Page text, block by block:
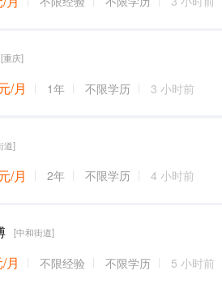
[重庆]
/月 1年 不限学历 3 小时前
道]
/月 2年 不限学历 4 小时前
[中和街道]
月 不限经验 不限学历 5 小时前